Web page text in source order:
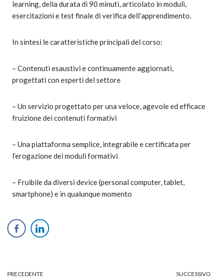
learning, della durata di 90 minuti, articolato in moduli,
esercitazioni e test finale di verifica dell’apprendimento.
In sintesi le caratteristiche principali del corso:
– Contenuti esaustivi e continuamente aggiornati,
progettati con esperti del settore
– Un servizio progettato per una veloce, agevole ed efficace
fruizione dei contenuti formativi
– Una piattaforma semplice, integrabile e certificata per
l’erogazione dei moduli formativi
– Fruibile da diversi device (personal computer, tablet,
smartphone) e in qualunque momento
PRECEDENTE SUCCESSIVO